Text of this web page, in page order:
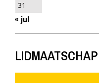
31
« jul
LIDMAATSCHAP